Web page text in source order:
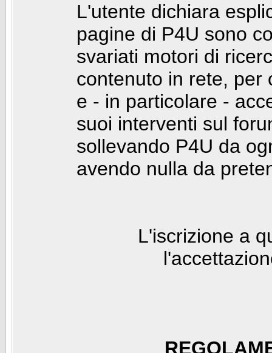
L'utente dichiara
pagine di P4U sono
svariati motori di
contenuto in rete, per
e - in particolare -
suoi interventi sul
sollevando P4U da
avendo nulla da
L'iscrizione a